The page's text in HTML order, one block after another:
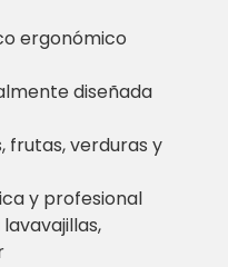
ergonómico
diseñada
frutas, verduras y
y profesional